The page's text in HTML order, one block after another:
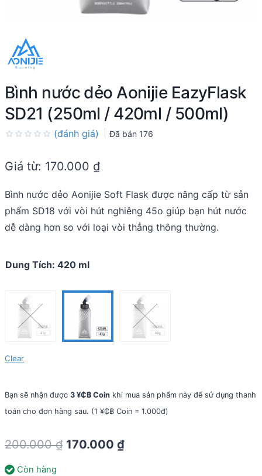
Bình nước dẻo Aonijie EazyFlask
SD21 (250ml / 420ml / 500ml)
out
(đánh giá) Đã bán 176
Giá từ: 170.000 ₫
Bình nước dẻo Aonijie Soft Flask được nâng cấp từ sản
phẩm SD18 với vòi hút nghiêng 45o giúp bạn hút nước
dễ dàng hơn so với loại vòi thẳng thông thường.
Dung Tích: 420 ml
Clear
Bạn sẽ nhận được 3 ¥₵฿ Coin khi mua sản phẩm này để sử dụng thanh
toán cho đơn hàng sau. (1 ¥₵฿ Coin = 1.000đ)
200.000₫ Original
170.000 ₫Current
Còn hàng